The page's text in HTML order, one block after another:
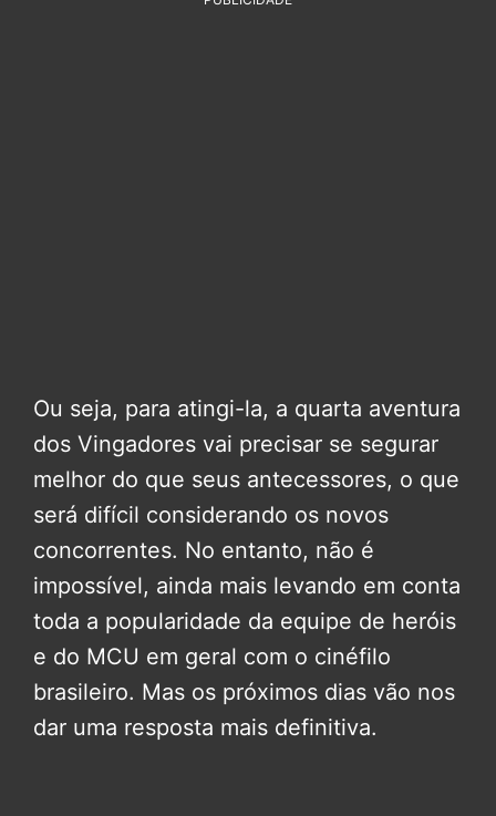
Ou seja, para atingi-la, a quarta aventura
dos Vingadores vai precisar se segurar
melhor do que seus antecessores, o que
será difícil considerando os novos
concorrentes. No entanto, não é
impossível, ainda mais levando em conta
toda a popularidade da equipe de heróis
e do MCU em geral com o cinéfilo
brasileiro. Mas os próximos dias vão nos
dar uma resposta mais definitiva.